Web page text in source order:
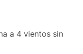
a 4 vientos sin